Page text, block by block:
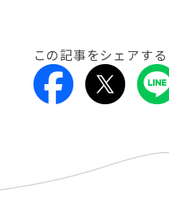
この記事をシェアする